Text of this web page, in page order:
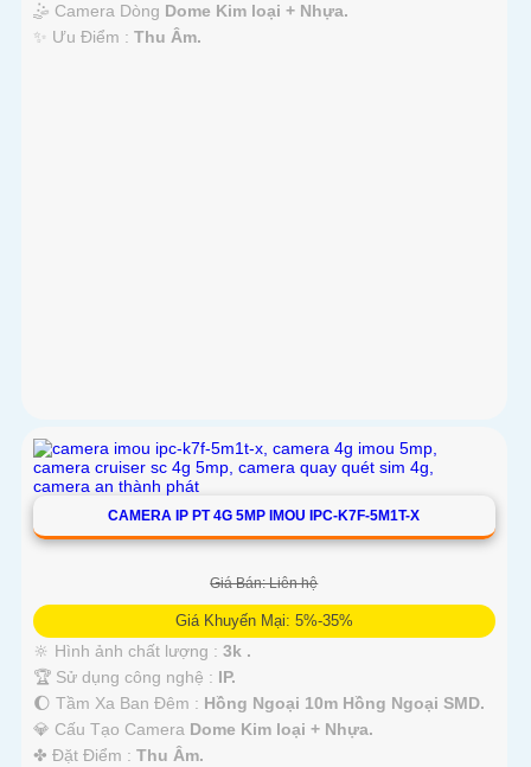
🤹 Camera Dòng Dome Kim loại + Nhựa.
️✨ Ưu Điểm : Thu Âm.
CAMERA IP PT 4G 5MP IMOU IPC-K7F-5M1T-X
Giá Bán: Liên hệ
Giá Khuyến Mại: 5%-35%
🔆 Hình ảnh chất lượng : 3k .
🏆 Sử dụng công nghệ : IP.
🌔 Tầm Xa Ban Đêm : Hồng Ngoại 10m Hồng Ngoại SMD.
💎 Cấu Tạo Camera Dome Kim loại + Nhựa.
️✤ Đặt Điểm : Thu Âm.